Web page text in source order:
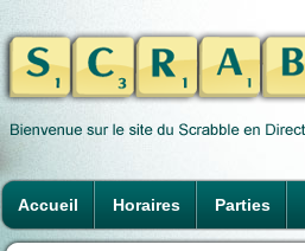
Accueil Horaires Parties